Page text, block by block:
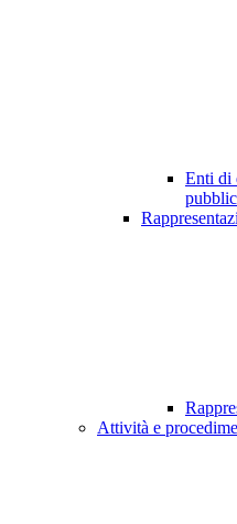
Enti di
Attività e